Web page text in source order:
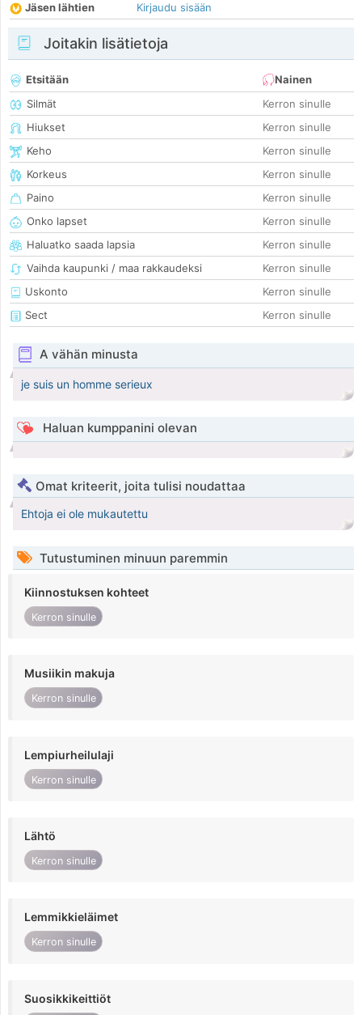
Jäsen lähtien
Kirjaudu sisään
Joitakin lisätietoja
Etsitään
Nainen
Silmät
Kerron sinulle
Hiukset
Kerron sinulle
Keho
Kerron sinulle
Korkeus
Kerron sinulle
Paino
Kerron sinulle
Onko lapset
Kerron sinulle
Haluatko saada lapsia
Kerron sinulle
Vaihda kaupunki / maa rakkaudeksi
Kerron sinulle
Uskonto
Kerron sinulle
Sect
Kerron sinulle
A vähän minusta
je suis un homme serieux
Haluan kumppanini olevan
Omat kriteerit, joita tulisi noudattaa
Ehtoja ei ole mukautettu
Tutustuminen minuun paremmin
Kiinnostuksen kohteet
Kerron sinulle
Musiikin makuja
Kerron sinulle
Lempiurheilulaji
Kerron sinulle
Lähtö
Kerron sinulle
Lemmikkieläimet
Kerron sinulle
Suosikkikeittiöt